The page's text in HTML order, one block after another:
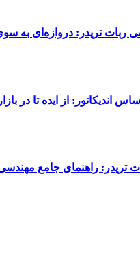
ربات تریدر: دروازه‌ای به
اندیکاتور: از ایده تا در
تریدر: راهنمای جامع